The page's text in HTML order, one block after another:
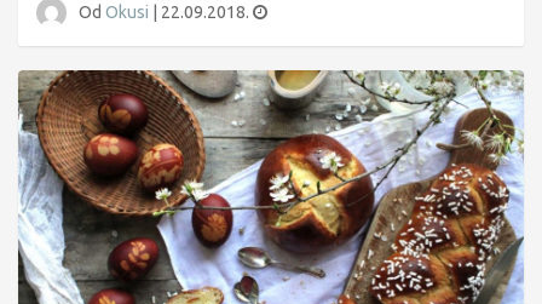
Od Okusi | 22.09.2018.